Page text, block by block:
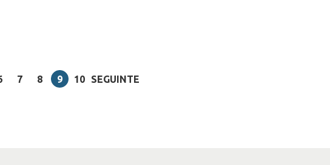
7 8 9 10 SEGUINTE